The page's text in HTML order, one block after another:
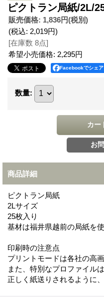
ピクトラン局紙/2L/
販売価格: 1,836円(税別)
(税込: 2,019円)
[在庫数 8点]
希望小売価格: 2,295円
Facebookでシェア
数量:
商品詳細
ピクトラン局紙
2Lサイズ
25枚入り
基材は福井県越前の局紙を
印刷時の注意点
プリントモードは各社の高
また、特別なプロファイル
正しく紙送りされるように